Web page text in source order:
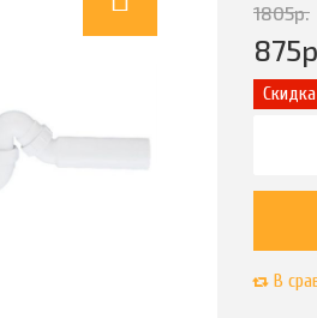
1805р.
875
Скидка
В